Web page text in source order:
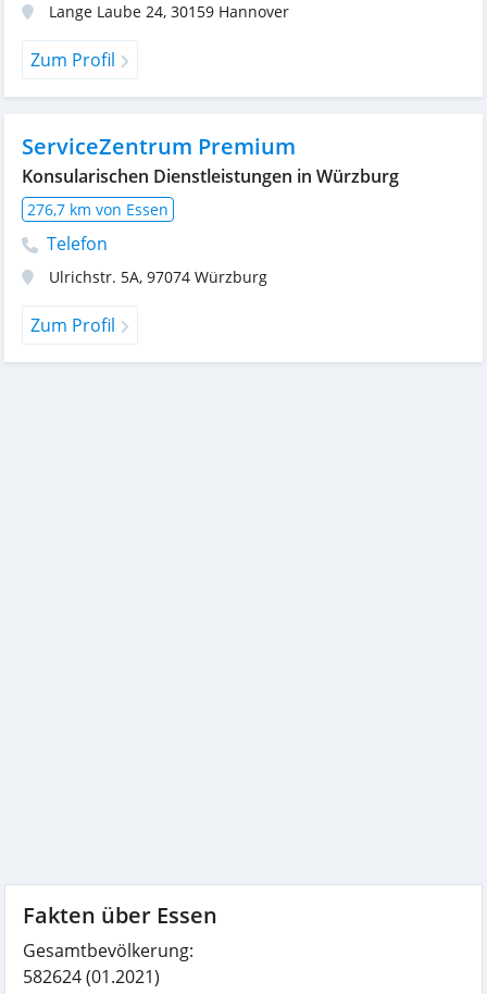
Lange Laube 24, 30159 Hannover
Zum Profil
ServiceZentrum Premium
Konsularischen Dienstleistungen in Würzburg
276,7 km von Essen
Telefon
Ulrichstr. 5A, 97074 Würzburg
Zum Profil
Fakten über Essen
Gesamtbevölkerung:
582624(01.2021)